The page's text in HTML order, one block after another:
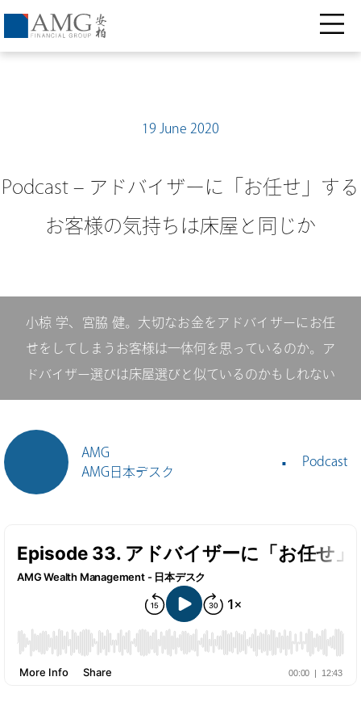
19 June 2020
Podcast – アドバイザーに「お任せ」する
お客様の気持ちは床屋と同じか
小椋 学、宮脇 健。大切なお金をアドバイザーにお任
せをしてしまうお客様は一体何を思っているのか。ア
ドバイザー選びは床屋選びと似ているのかもしれない
AMG
AMG日本デスク
Podcast